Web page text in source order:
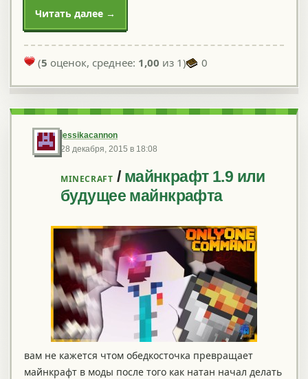
Читать далее →
(5 оценок, среднее: 1,00 из 1) 0
jessikacannon
28 декабря, 2015 в 18:08
MINECRAFT / майнкрафт 1.9 или
будущее майнкрафта
вам не кажется чтом обедкосточка превращает
майнкрафт в моды после того как натан начал делать